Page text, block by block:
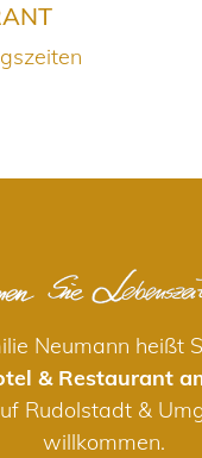
Neumann heißt
& Restaurant
Rudolstadt &
willkommen.